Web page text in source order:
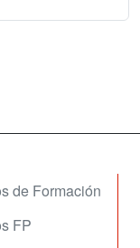
de Formación
FP